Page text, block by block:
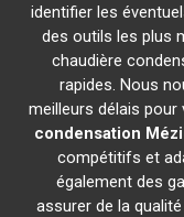
identifier les
des outils les plus
chaudière
rapides. Nous
meilleurs délais
condensation
compétitifs et
également des
assurer de la